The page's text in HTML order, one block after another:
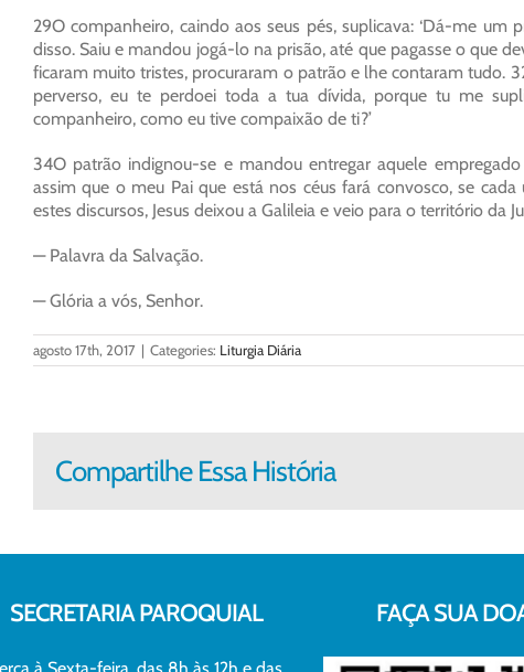
29O companheiro, caindo aos seus pés, suplicava: ‘Dá-me um
disso. Saiu e mandou jogá-lo na prisão, até que pagasse o que
ficaram muito tristes, procuraram o patrão e lhe contaram tudo.
perverso, eu te perdoei toda a tua dívida, porque tu me
companheiro, como eu tive compaixão de ti?’
34O patrão indignou-se e mandou entregar aquele
assim que o meu Pai que está nos céus fará convosco, se
estes discursos, Jesus deixou a Galileia e veio para o território da
— Palavra da Salvação.
— Glória a vós, Senhor.
agosto 17th, 2017 | Categories: Liturgia Diária
Compartilhe Essa História
SECRETARIA PAROQUIAL FAÇA SUA